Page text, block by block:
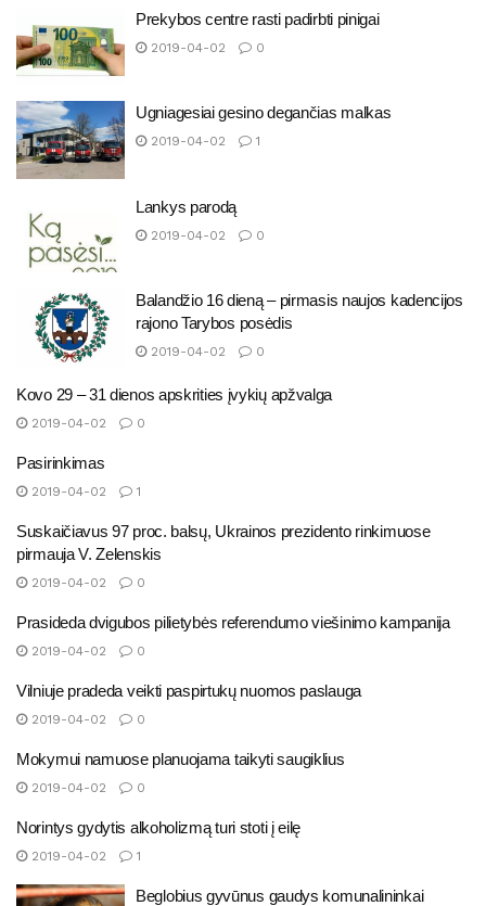
Prekybos centre rasti padirbti pinigai
2019-04-02 0
Ugniagesiai gesino degančias malkas
2019-04-02 1
Lankys parodą
2019-04-02 0
Balandžio 16 dieną – pirmasis naujos kadencijos
rajono Tarybos posėdis
2019-04-02 0
Kovo 29 – 31 dienos apskrities įvykių apžvalga
2019-04-02 0
Pasirinkimas
2019-04-02 1
Suskaičiavus 97 proc. balsų, Ukrainos prezidento rinkimuose
pirmauja V. Zelenskis
2019-04-02 0
Prasideda dvigubos pilietybės referendumo viešinimo kampanija
2019-04-02 0
Vilniuje pradeda veikti paspirtukų nuomos paslauga
2019-04-02 0
Mokymui namuose planuojama taikyti saugiklius
2019-04-02 0
Norintys gydytis alkoholizmą turi stoti į eilę
2019-04-02 1
Beglobius gyvūnus gaudys komunalininkai